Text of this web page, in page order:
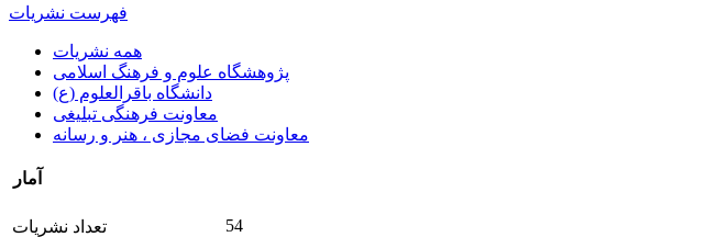
فهرست نشریات
همه نشریات
پژوهشگاه علوم و فرهنگ اسلامی
دانشگاه باقرالعلوم (ع)
معاونت فرهنگی تبلیغی
معاونت فضای مجازی ، هنر و رسانه
آمار
تعداد نشریات
54